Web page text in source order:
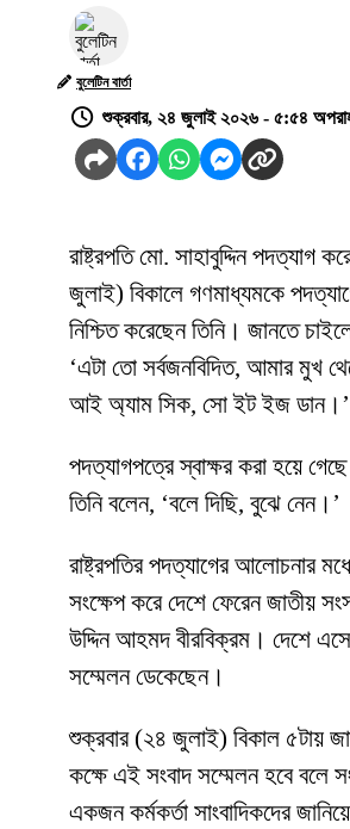
বুলেটিন বার্তা
শুক্রবার, ২৪ জুলাই ২০২৬ - ৫:৫৪
রাষ্ট্রপতি মো. সাহাবুদ্দিন পদত্যাগ
জুলাই) বিকালে গণমাধ্যমকে
নিশ্চিত করেছেন তিনি। জানতে
‘এটা তো সর্বজনবিদিত, আমার মুখ
আই অ্যাম সিক, সো ইট ইজ ডান।’
পদত্যাগপত্রে স্বাক্ষর করা হয়ে
তিনি বলেন, ‘বলে দিছি, বুঝে নেন।’
রাষ্ট্রপতির পদত্যাগের আলোচনার
সংক্ষেপ করে দেশে ফেরেন জাতীয়
উদ্দিন আহমদ বীরবিক্রম। দেশে
সম্মেলন ডেকেছেন।
শুক্রবার (২৪ জুলাই) বিকাল ৫টায়
কক্ষে এই সংবাদ সম্মেলন হবে বলে
একজন কর্মকর্তা সাংবাদিকদের